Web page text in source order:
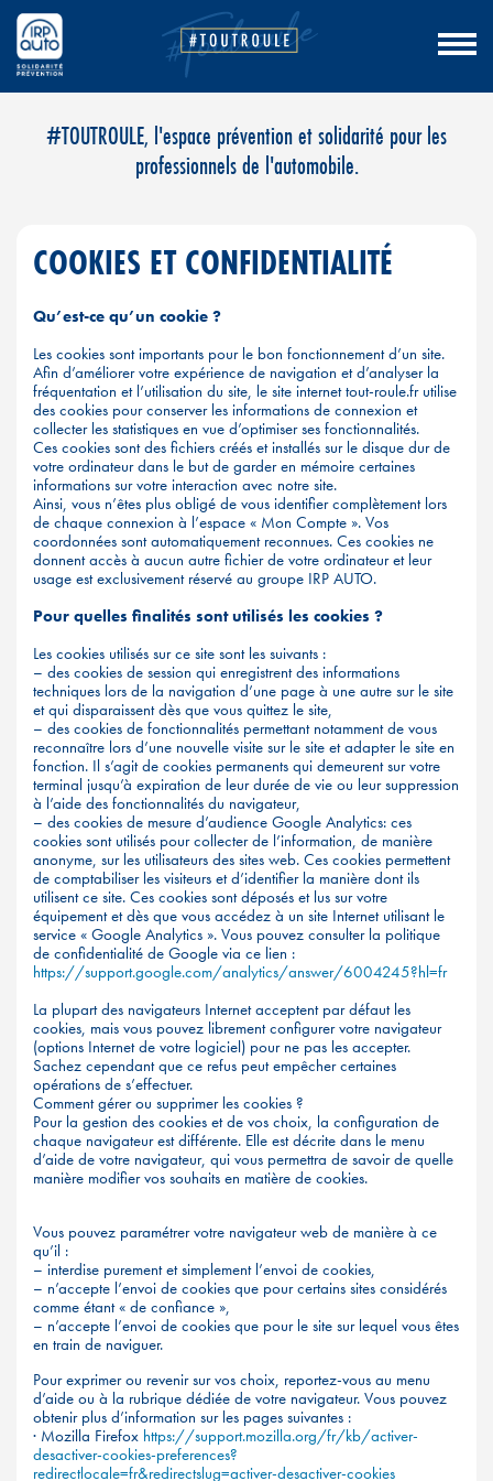
#TOUTROULE, l'espace prévention et solidarité pour les
professionnels de l'automobile.
COOKIES ET CONFIDENTIALITÉ
Qu’est-ce qu’un cookie ?
Les cookies sont importants pour le bon fonctionnement d’un site.
Afin d’améliorer votre expérience de navigation et d’analyser la
fréquentation et l’utilisation du site, le site internet tout-roule.fr utilise
des cookies pour conserver les informations de connexion et
collecter les statistiques en vue d’optimiser ses fonctionnalités.
Ces cookies sont des fichiers créés et installés sur le disque dur de
votre ordinateur dans le but de garder en mémoire certaines
informations sur votre interaction avec notre site.
Ainsi, vous n’êtes plus obligé de vous identifier complètement lors
de chaque connexion à l’espace « Mon Compte ». Vos
coordonnées sont automatiquement reconnues. Ces cookies ne
donnent accès à aucun autre fichier de votre ordinateur et leur
usage est exclusivement réservé au groupe IRP AUTO.
Pour quelles finalités sont utilisés les cookies ?
Les cookies utilisés sur ce site sont les suivants :
– des cookies de session qui enregistrent des informations
techniques lors de la navigation d’une page à une autre sur le site
et qui disparaissent dès que vous quittez le site,
– des cookies de fonctionnalités permettant notamment de vous
reconnaître lors d’une nouvelle visite sur le site et adapter le site en
fonction. Il s’agit de cookies permanents qui demeurent sur votre
terminal jusqu’à expiration de leur durée de vie ou leur suppression
à l’aide des fonctionnalités du navigateur,
– des cookies de mesure d’audience Google Analytics: ces
cookies sont utilisés pour collecter de l’information, de manière
anonyme, sur les utilisateurs des sites web. Ces cookies permettent
de comptabiliser les visiteurs et d’identifier la manière dont ils
utilisent ce site. Ces cookies sont déposés et lus sur votre
équipement et dès que vous accédez à un site Internet utilisant le
service « Google Analytics ». Vous pouvez consulter la politique
de confidentialité de Google via ce lien :
https://support.google.com/analytics/answer/6004245?hl=fr
La plupart des navigateurs Internet acceptent par défaut les
cookies, mais vous pouvez librement configurer votre navigateur
(options Internet de votre logiciel) pour ne pas les accepter.
Sachez cependant que ce refus peut empêcher certaines
opérations de s’effectuer.
Comment gérer ou supprimer les cookies ?
Pour la gestion des cookies et de vos choix, la configuration de
chaque navigateur est différente. Elle est décrite dans le menu
d’aide de votre navigateur, qui vous permettra de savoir de quelle
manière modifier vos souhaits en matière de cookies.
Vous pouvez paramétrer votre navigateur web de manière à ce
qu’il :
– interdise purement et simplement l’envoi de cookies,
– n’accepte l’envoi de cookies que pour certains sites considérés
comme étant « de confiance »,
– n’accepte l’envoi de cookies que pour le site sur lequel vous êtes
en train de naviguer.
Pour exprimer ou revenir sur vos choix, reportez-vous au menu
d’aide ou à la rubrique dédiée de votre navigateur. Vous pouvez
obtenir plus d’information sur les pages suivantes :
· Mozilla Firefox https://support.mozilla.org/fr/kb/activer-
desactiver-cookies-preferences?
redirectlocale=fr&redirectslug=activer-desactiver-cookies